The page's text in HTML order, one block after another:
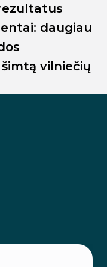
daugiau
vilniečių